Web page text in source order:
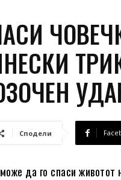
Сподели
да го спаси животот